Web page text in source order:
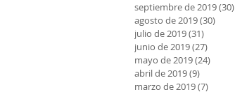
septiembre de 2019(30)
agosto de 2019(30)
julio de 2019(31)
junio de 2019(27)
mayo de 2019(24)
abril de 2019(9)
marzo de 2019(7)